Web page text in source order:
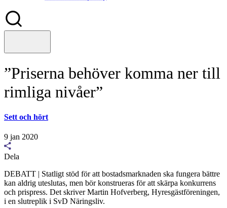
”Priserna behöver komma ner till
rimliga nivåer”
Sett och hört
9 jan 2020
Dela
DEBATT | Statligt stöd för att bostadsmarknaden ska fungera bättre
kan aldrig uteslutas, men bör konstrueras för att skärpa konkurrens
och prispress. Det skriver Martin Hofverberg, Hyresgästföreningen,
i en slutreplik i SvD Näringsliv.